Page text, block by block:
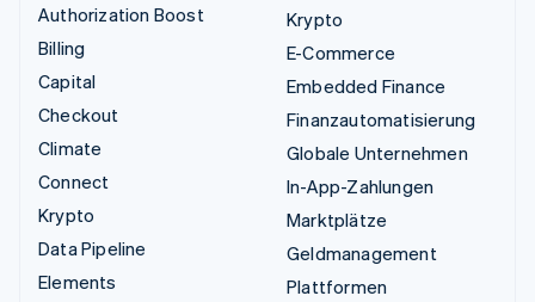
Authorization Boost
Billing
Capital
Checkout
Climate
Connect
Krypto
Data Pipeline
Elements
Krypto
E-Commerce
Embedded Finance
Finanzautomatisierung
Globale Unternehmen
In-App-Zahlungen
Marktplätze
Geldmanagement
Plattformen